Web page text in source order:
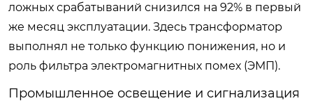
ложных срабатываний снизился на 92% в первый
же месяц эксплуатации. Здесь трансформатор
выполнял не только функцию понижения, но и
роль фильтра электромагнитных помех (ЭМП).
Промышленное освещение и сигнализация